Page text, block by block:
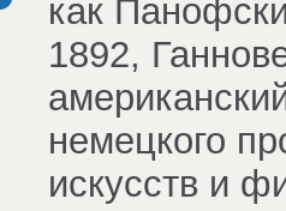
как
1892,
немецкого
искусств и